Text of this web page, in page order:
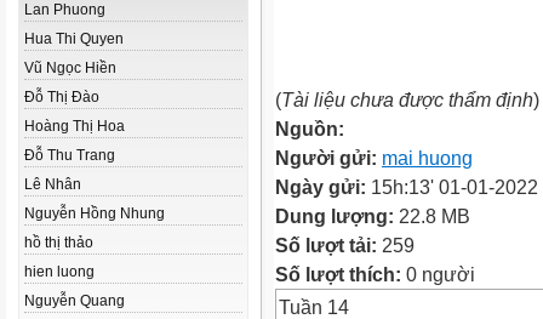
Lan Phuong
Hua Thi Quyen
Vũ Ngọc Hiền
Đỗ Thị Đào
Hoàng Thị Hoa
Đỗ Thu Trang
Lê Nhân
Nguyễn Hồng Nhung
hồ thị thảo
hien luong
Nguyễn Quang
(Tài liệu chưa được thẩm định)
Nguồn:
Người gửi: mai huong
Ngày gửi: 15h:13' 01-01-2022
Dung lượng: 22.8 MB
Số lượt tải: 259
Số lượt thích: 0 người
Tuần 14